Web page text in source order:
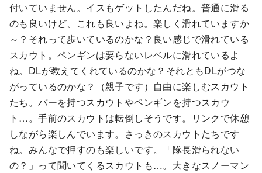
付いていません。イスもゲットしたんだね。普通に滑る
のも良いけど、これも良いよね。楽しく滑れていますか
～？それって歩いているのかな？良い感じで滑れている
スカウト。ペンギンは要らないレベルに滑れているよ
ね。DLが教えてくれているのかな？それともDLがつな
がっているのかな？（親子です）自由に楽しむスカウト
たち。バーを持つスカウトやペンギンを持つスカウ
ト…。手前のスカウトは転倒しそうです。リンクで休憩
しながら楽しんでいます。さっきのスカウトたちです
ね。みんなで押すのも楽しいです。「隊長滑られない
の？」って聞いてくるスカウトも…。大きなスノーマン